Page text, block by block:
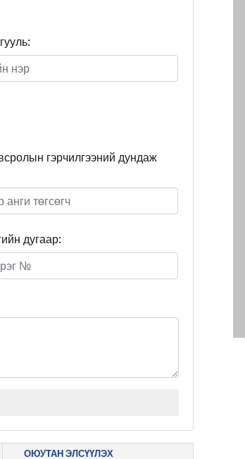
гэрчилгээний дундаж
дугаар:
ОЮУТАН ЭЛСҮҮЛЭХ